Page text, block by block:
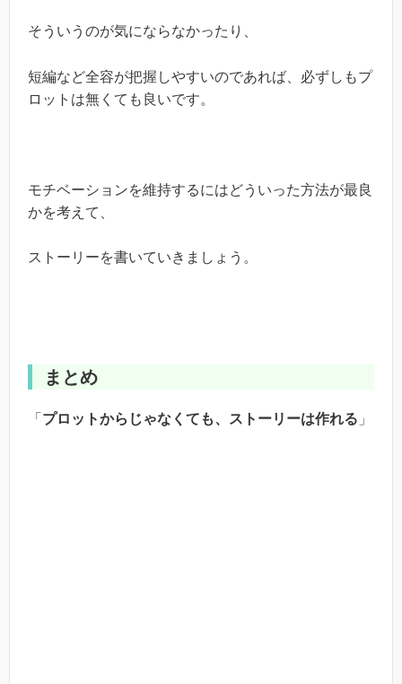
そういうのが気にならなかったり、
短編など全容が把握しやすいのであれば、必ずしもプ
ロットは無くても良いです。
モチベーションを維持するにはどういった方法が最良
かを考えて、
ストーリーを書いていきましょう。
まとめ
「 プロットからじゃなくても、ストーリーは作れる 」